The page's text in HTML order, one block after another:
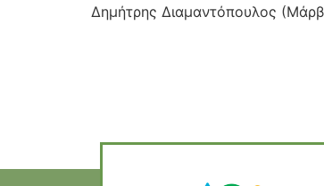
Δημήτρης Διαμαντόπουλος